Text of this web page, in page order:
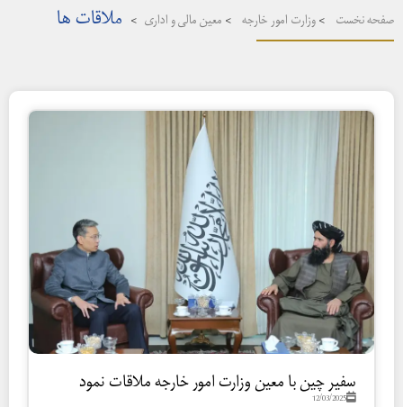
نخست> وزارت امور خارجه> معین مالی و اداری > ملاقات ها
سفیر چین با معین وزارت امور خارجه ملاقات نمود
12/03/2025